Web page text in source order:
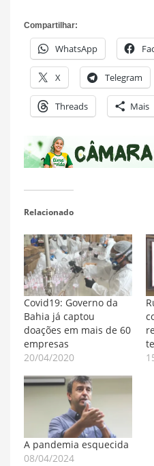
Compartilhar:
WhatsApp
X Telegram
Threads Mais
Relacionado
Covid19: Governo da
Bahia já captou
doações em mais de 60
empresas
20/04/2020
A pandemia esquecida
08/04/2024